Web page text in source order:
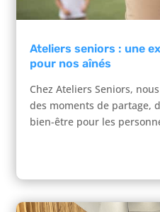
Ateliers seniors : une
pour nos aînés
Chez Ateliers Seniors,
des moments de partage,
bien-être pour les